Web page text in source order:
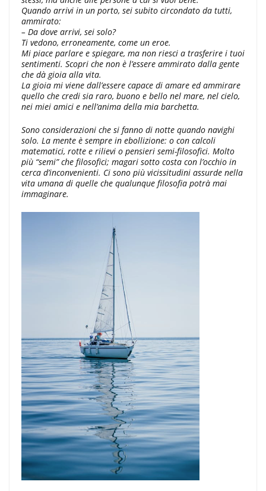
Quando arrivi in un porto, sei subito circondato da tutti,
ammirato:
– Da dove arrivi, sei solo?
Ti vedono, erroneamente, come un eroe.
Mi piace parlare e spiegare, ma non riesci a trasferire i tuoi
sentimenti. Scopri che non è l’essere ammirato dalla gente
che dà gioia alla vita.
La gioia mi viene dall’essere capace di amare ed ammirare
quello che credi sia raro, buono e bello nel mare, nel cielo,
nei miei amici e nell’anima della mia barchetta.
Sono considerazioni che si fanno di notte quando navighi
solo. La mente è sempre in ebollizione: o con calcoli
matematici, rotte e rilievi o pensieri semi-filosofici. Molto
più “semi” che filosofici; magari sotto costa con l’occhio in
cerca d’inconvenienti. Ci sono più vicissitudini assurde nella
vita umana di quelle che qualunque filosofia potrà mai
immaginare.